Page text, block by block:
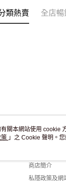
類熱賣 全店
關於我們
商店簡介
私隱政策及網
關本網站使用 cookie
」之 Cookie 聲明。